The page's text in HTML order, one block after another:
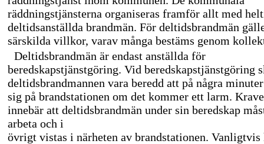
räddningstjänsterna organiseras framför allt med
deltidsanställda brandmän. För deltidsbrandmän
särskilda villkor, varav många bestäms genom
Deltidsbrandmän är endast anställda för
beredskapstjänstgöring. Vid beredskapstjänstgöring
deltidsbrandmannen vara beredd att på några
sig på brandstationen om det kommer ett larm.
innebär att deltidsbrandmän under sin beredskap
arbeta och i
övrigt vistas i närheten av brandstationen. Vanligtvis